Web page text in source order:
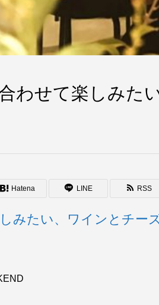
わせて楽しみた
Hatena LINE RSS
みたい、ワインとチー